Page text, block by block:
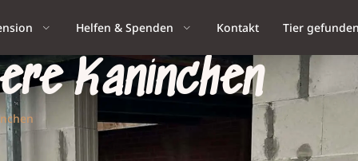
Helfen & Spenden Kontakt Tier
Kaninchen